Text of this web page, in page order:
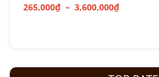
265,000₫ – 3,600,000₫